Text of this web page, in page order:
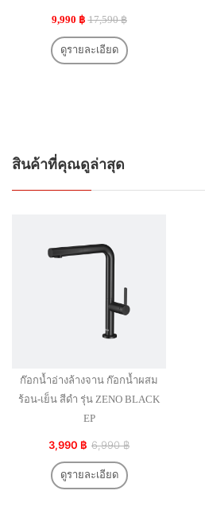
9,990 ฿ 17,590 ฿
ดูรายละเอียด
สินค้าที่คุณดูล่าสุด
ก๊อกน้ำอ่างล้างจาน ก๊อกน้ำผสม
ร้อน-เย็น สีดำ รุ่น ZENO BLACK
EP
3,990 ฿ 6,990 ฿
ดูรายละเอียด